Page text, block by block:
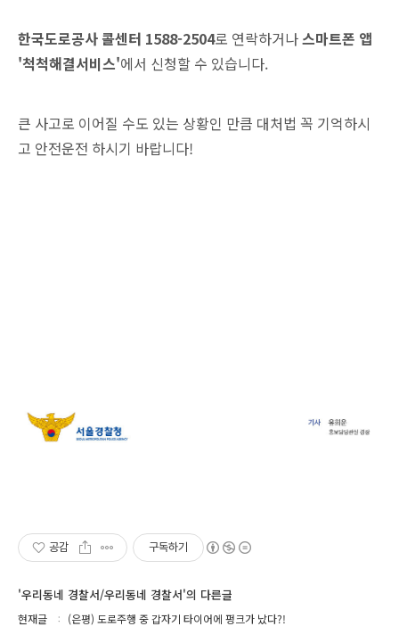
한국도로공사 콜센터 1588-2504로 연락하거나스마트폰 앱
'척척해결서비스'에서 신청할 수 있습니다.
큰 사고로 이어질 수도 있는 상황인 만큼 대처법 꼭 기억하시
고 안전운전 하시기 바랍니다!
공감 구독하기
'우리동네 경찰서/우리동네 경찰서'의 다른글
현재글 (은평) 도로주행 중 갑자기 타이어에 펑크가 났다?!